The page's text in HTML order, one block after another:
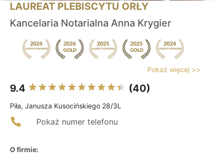
LAUREAT PLEBISCYTU ORŁY
Kancelaria Notarialna Anna Krygier
Pokaż więcej >>
9.4 (40)
Piła, Janusza Kusocińskiego 28/3L
Pokaż numer telefonu
O firmie: